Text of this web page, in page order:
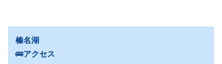
榛名湖
🚌アクセス